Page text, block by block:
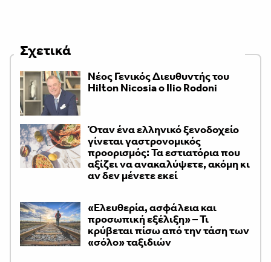
Σχετικά
Νέος Γενικός Διευθυντής του
Hilton Nicosia ο Ilio Rodoni
Όταν ένα ελληνικό ξενοδοχείο
γίνεται γαστρονομικός
προορισμός: Τα εστιατόρια που
αξίζει να ανακαλύψετε, ακόμη κι
αν δεν μένετε εκεί
«Ελευθερία, ασφάλεια και
προσωπική εξέλιξη» – Τι
κρύβεται πίσω από την τάση των
«σόλο» ταξιδιών